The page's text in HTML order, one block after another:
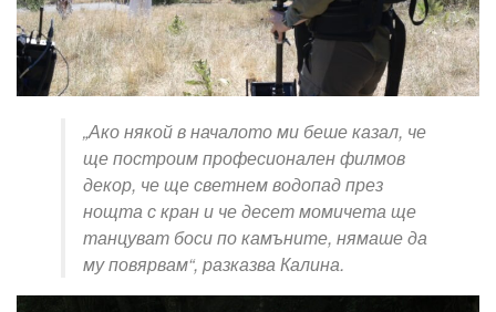
„Ако някой в началото ми беше казал, че
ще построим професионален филмов
декор, че ще светнем водопад през
нощта с кран и че десет момичета ще
танцуват боси по камъните, нямаше да
му повярвам“, разказваКалина.